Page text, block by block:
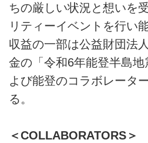
ちの厳しい状況と想いを
リティーイベントを行い
収益の一部は公益財団法
金の「令和6年能登半島
よび能登のコラボレータ
る。
＜COLLABORATORS＞